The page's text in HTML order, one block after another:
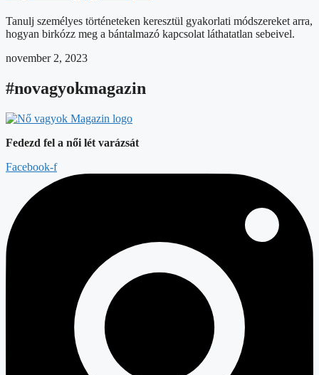
Tanulj személyes történeteken keresztül gyakorlati módszereket arra,
hogyan birkózz meg a bántalmazó kapcsolat láthatatlan sebeivel.
november 2, 2023
#novagyokmagazin
Fedezd fel a női lét varázsát
Facebook-f